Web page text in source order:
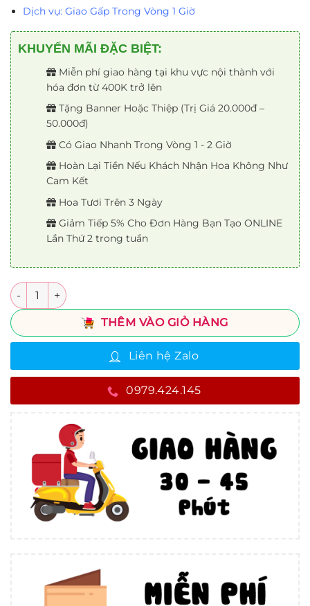
Dịch vụ: Giao Gấp Trong Vòng 1 Giờ
KHUYẾN MÃI ĐẶC BIỆT:
Miễn phí giao hàng tại khu vực nội thành với
hóa đơn từ 400K trở lên
Tặng Banner Hoặc Thiệp (Trị Giá 20.000đ –
50.000đ)
Có Giao Nhanh Trong Vòng 1 - 2 Giờ
Hoàn Lại Tiền Nếu Khách Nhận Hoa Không Như
Cam Kết
Hoa Tươi Trên 3 Ngày
Giảm Tiếp 5% Cho Đơn Hàng Bạn Tạo ONLINE
Lần Thứ 2 trong tuần
Số lượng
THÊM VÀO GIỎ HÀNG
Liên hệ Zalo
0979.424.145